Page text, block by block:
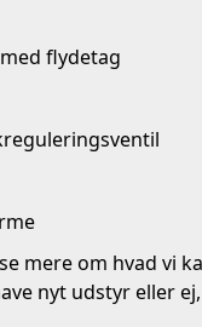
flydetag
mere om hvad vi
nyt udstyr eller